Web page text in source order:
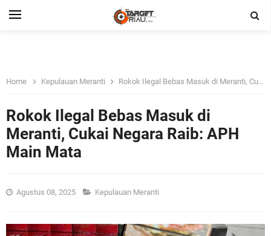
Home Kepulauan Meranti Rokok Ilegal Bebas Masuk di Meranti, Cukai Negara Raib: APH Main Mata
Rokok Ilegal Bebas Masuk di
Meranti, Cukai Negara Raib: APH
Main Mata
Agustus 08, 2025 Kepulauan Meranti